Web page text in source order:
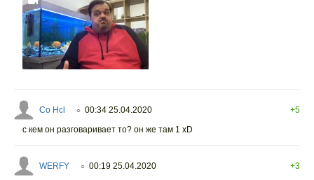
Co Hcl ○ 00:34 25.04.2020
+5
с кем он разговаривает то? он же там 1 xD
WERFY ○ 00:19 25.04.2020
+3